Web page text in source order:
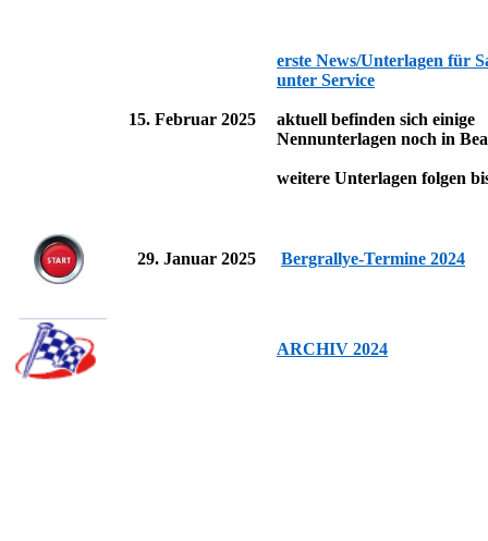
15. Februar 2025
erste News/Unterlagen für
unter Service
aktuell befinden sich einige
Nennunterlagen noch in
weitere Unterlagen folgen
29. Januar 2025 Bergrallye-Termine 2024
ARCHIV 2024